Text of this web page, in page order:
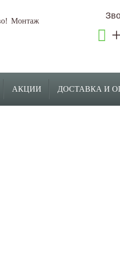
Монтаж
АКЦИИ ДОСТАВКА И